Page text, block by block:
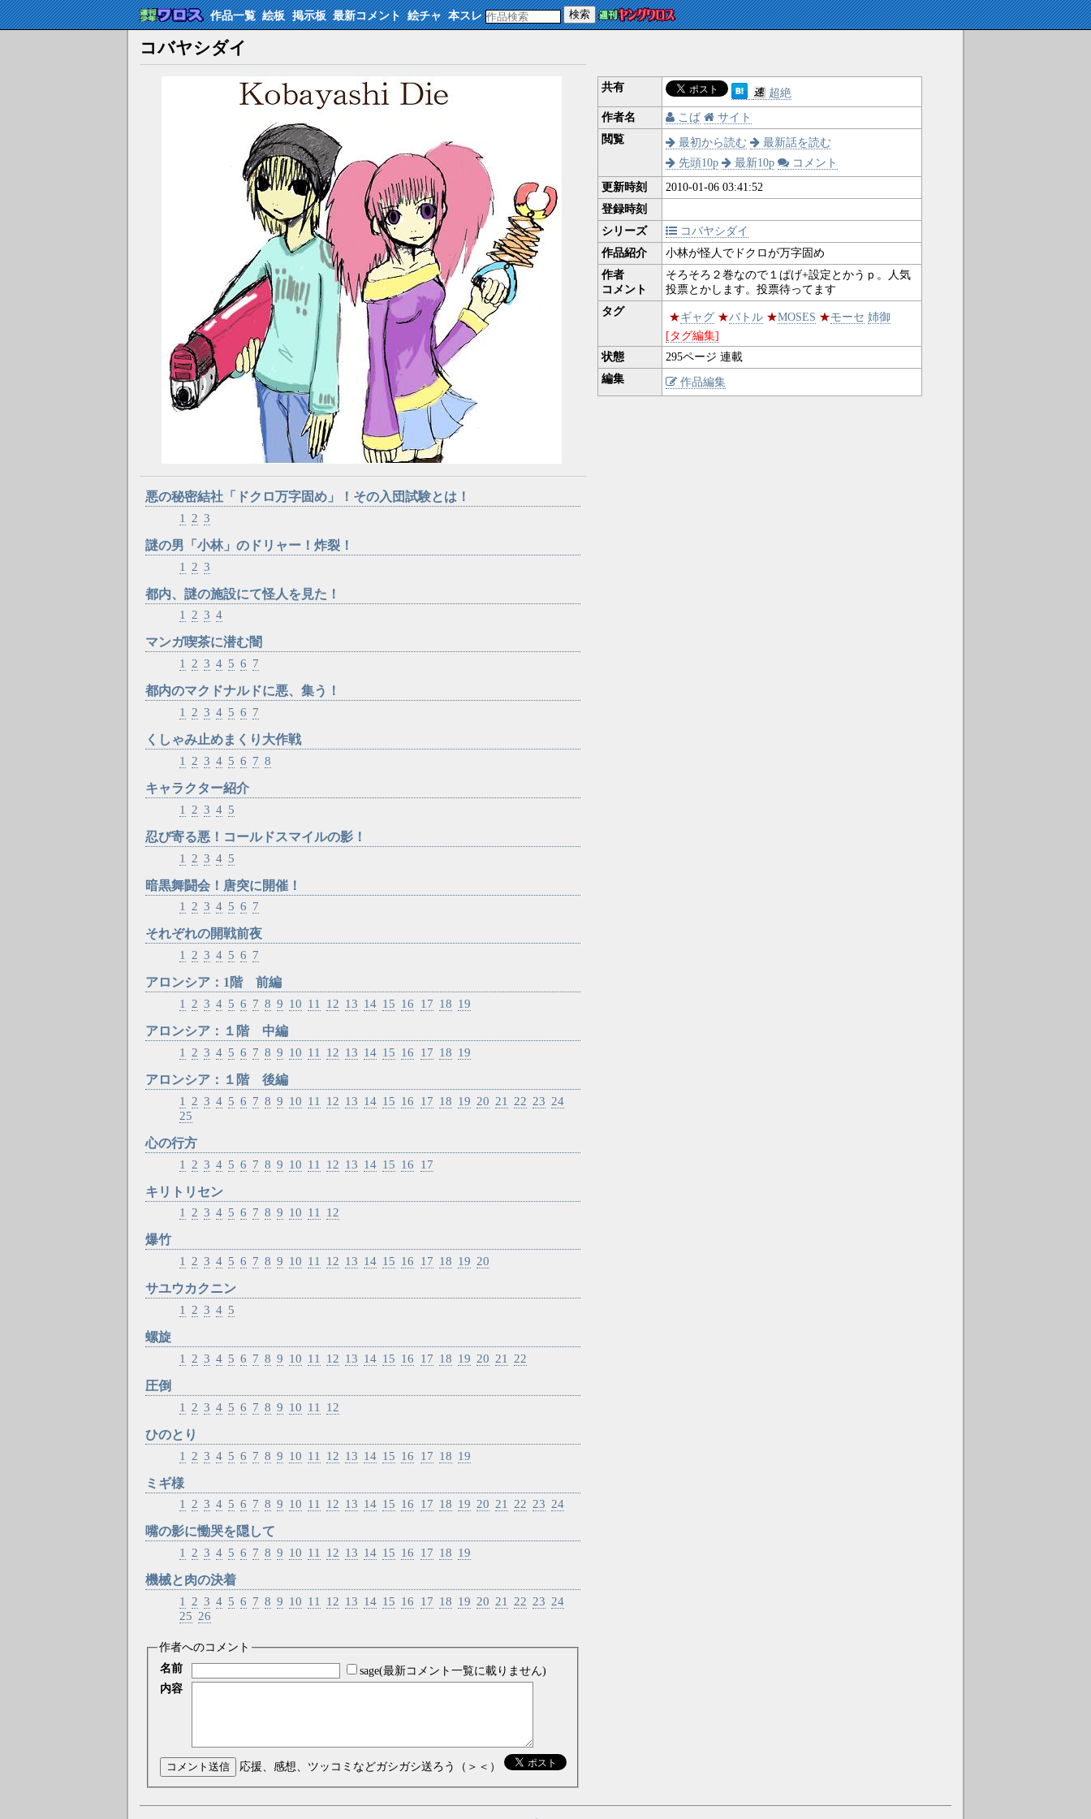
作品一覧 絵板 掲示板 最新コメント 絵チャ 本スレ 検索
コバヤシダイ
悪の秘密結社「ドクロ万字固め」！その入団試験とは！
1
2 3
謎の男「小林」のドリャー！炸裂！
1
2 3
都内、謎の施設にて怪人を見た！
1 2 3 4
マンガ喫茶に潜む闇
1
2 3 4 5 6 7
都内のマクドナルドに悪、集う！
1
2 3 4 5 6 7
くしゃみ止めまくり大作戦
1
2 3 4 5 6 7 8
キャラクター紹介
1
2 3 4 5
忍び寄る悪！コールドスマイルの影！
1
2 3 4 5
暗黒舞闘会！唐突に開催！
1 2 3 4 5 6 7
それぞれの開戦前夜
1
2 3 4 5 6 7
アロンシア：1階 前編
1
2 3 4 5 6 7 8 9 10 11 12 13 14 15 16 17 18 19
アロンシア：１階 中編
1
2 3 4 5 6 7 8 9 10 11 12 13 14 15 16 17 18 19
アロンシア：１階 後編
1
2 3 4 5 6 7 8 9 10 11 12 13 14 15 16 17 18 19 20 21 22 23 24
25
心の行方
1
2 3 4 5 6 7 8 9 10 11 12 13 14 15 16 17
キリトリセン
1 2 3 4 5 6 7 8 9 10 11 12
爆竹
1
2 3 4 5 6 7 8 9 10 11 12 13 14 15 16 17 18 19 20
サユウカクニン
1
2 3 4 5
螺旋
1
2 3 4 5 6 7 8 9 10 11 12 13 14 15 16 17 18 19 20 21
22
圧倒
1
2 3 4 5 6 7 8 9 10 11
12
ひのとり
1
2 3 4 5 6 7 8 9 10 11 12 13 14 15 16 17 18 19
ミギ様
1
2 3 4 5 6 7 8 9 10 11 12 13 14 15 16 17 18 19 20 21 22 23 24
嘴の影に慟哭を隠して
1
2 3 4 5 6 7 8 9 10 11 12 13 14 15 16 17 18 19
機械と肉の決着
1
2 3 4 5 6 7 8 9 10 11 12 13 14 15 16 17 18 19 20 21 22 23 24
25 26
作者へのコメント
名前
sage(最新コメント一覧に載りません)
内容
コメント送信 応援、感想、ツッコミなどガシガシ送ろう（＞＜）
共有
超絶
作者名
こば
サイト
閲覧
最初から読む
最新話を読む
先頭10p
最新10p
コメント
更新時刻
2010-01-06 03:41:52
登録時刻
シリーズ
コバヤシダイ
作品紹介
小林が怪人でドクロが万字固め
作者
コメント
そろそろ２巻なので１ぱげ+設定とかうｐ。人気
投票とかします。投票待ってます
タグ
★ギャグ ★バトル ★MOSES ★モーセ 姉御
[タグ編集]
状態
295ページ 連載
編集
作品編集